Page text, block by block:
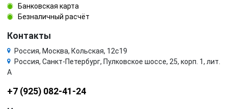
Банковская карта
Безналичный расчёт
Контакты
Россия, Москва, Кольская, 12с19
Россия, Санкт-Петербург, Пулковское шоссе, 25, корп. 1, лит.
А
+7 (925) 082-41-24